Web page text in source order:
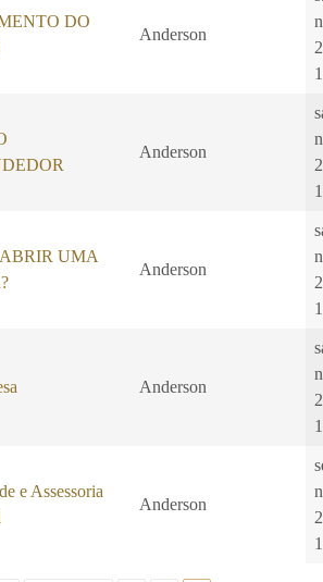
DO
Anderson
Anderson
UMA
Anderson
Anderson
e Assessoria
Anderson